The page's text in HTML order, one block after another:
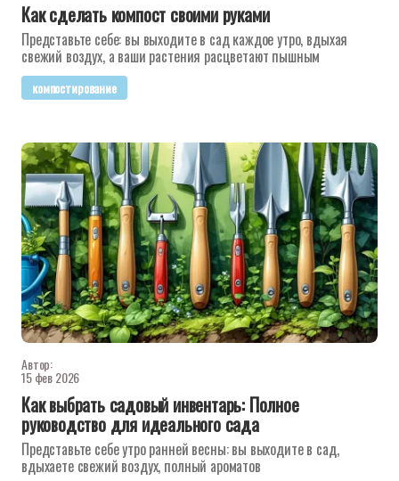
Как сделать компост своими руками
Представьте себе: вы выходите в сад каждое утро, вдыхая
свежий воздух, а ваши растения расцветают пышным
компостирование
Автор:
15 фев 2026
Как выбрать садовый инвентарь: Полное
руководство для идеального сада
Представьте себе утро ранней весны: вы выходите в сад,
вдыхаете свежий воздух, полный ароматов